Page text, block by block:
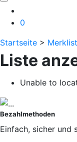
0
Startseite >
Liste
Unable to
Bezahlmethoden
Einfach, sicher und